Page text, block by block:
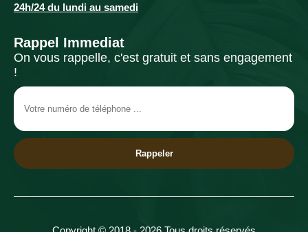
24h/24 du lundi au samedi
Rappel Immediat
On vous rappelle, c'est gratuit et sans engagement
!